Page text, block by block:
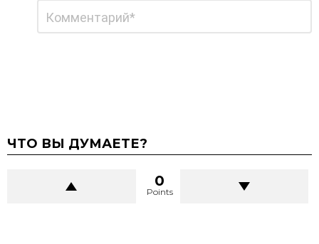
комментарий
ЧТО ВЫ ДУМАЕТЕ?
0
Points